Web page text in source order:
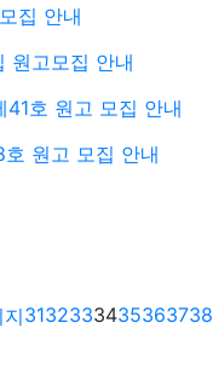
집 안내
원고모집 안내
호 원고 모집 안내
호 원고 모집 안내
3132333435363738